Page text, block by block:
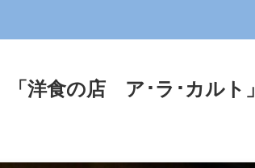
洋食の店 ア･ラ･カルト」